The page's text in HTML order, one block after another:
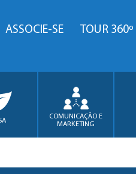
ASSOCIE-SE TOUR 360º
COMUNICAÇÃO E
MARKETING